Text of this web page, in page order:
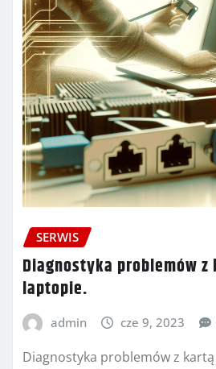
SERWIS
Diagnostyka problemów
laptopie.
admin cze 9, 2023
Diagnostyka problemów z